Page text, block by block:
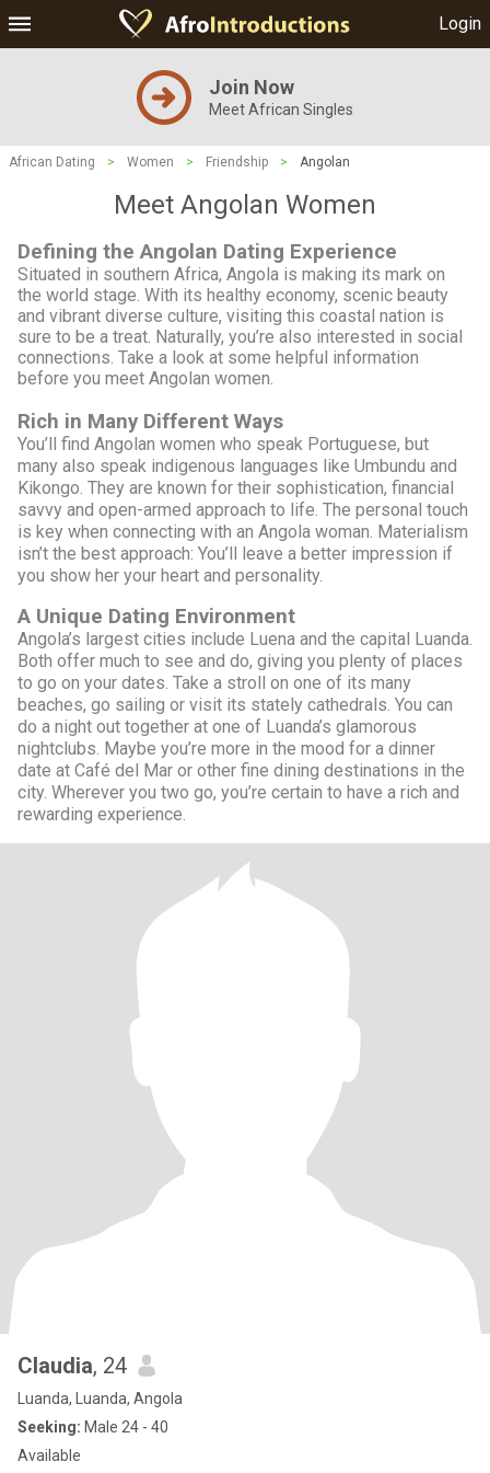
Login
Join Now
Meet African Singles
African Dating > Women > Friendship > Angolan
Meet Angolan Women
Defining the Angolan Dating Experience
Situated in southern Africa, Angola is making its mark on
the world stage. With its healthy economy, scenic beauty
and vibrant diverse culture, visiting this coastal nation is
sure to be a treat. Naturally, you’re also interested in social
connections. Take a look at some helpful information
before you meet Angolan women.
Rich in Many Different Ways
You’ll find Angolan women who speak Portuguese, but
many also speak indigenous languages like Umbundu and
Kikongo. They are known for their sophistication, financial
savvy and open-armed approach to life. The personal touch
is key when connecting with an Angola woman. Materialism
isn’t the best approach: You’ll leave a better impression if
you show her your heart and personality.
A Unique Dating Environment
Angola’s largest cities include Luena and the capital Luanda.
Both offer much to see and do, giving you plenty of places
to go on your dates. Take a stroll on one of its many
beaches, go sailing or visit its stately cathedrals. You can
do a night out together at one of Luanda’s glamorous
nightclubs. Maybe you’re more in the mood for a dinner
date at Café del Mar or other fine dining destinations in the
city. Wherever you two go, you’re certain to have a rich and
rewarding experience.
Claudia, 24
Luanda, Luanda, Angola
Seeking: Male 24 - 40
Available